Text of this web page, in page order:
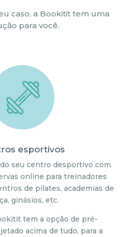
caso, a Bookitit tem uma
para você.
esportivos
seu centro desportivo com
online para treinadores
de pilates, academias de
ginásios, etc.
tem a opção de pré-
acima de tudo, para a